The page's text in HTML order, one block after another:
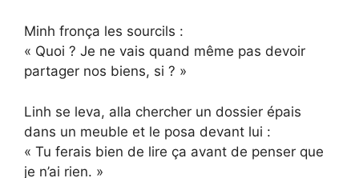
Minh fronça les sourcils :
« Quoi ? Je ne vais quand même pas devoir
partager nos biens, si ? »
Linh se leva, alla chercher un dossier épais
dans un meuble et le posa devant lui :
« Tu ferais bien de lire ça avant de penser que
je n’ai rien. »